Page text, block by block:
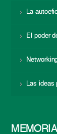
La
El poder
Las ideas